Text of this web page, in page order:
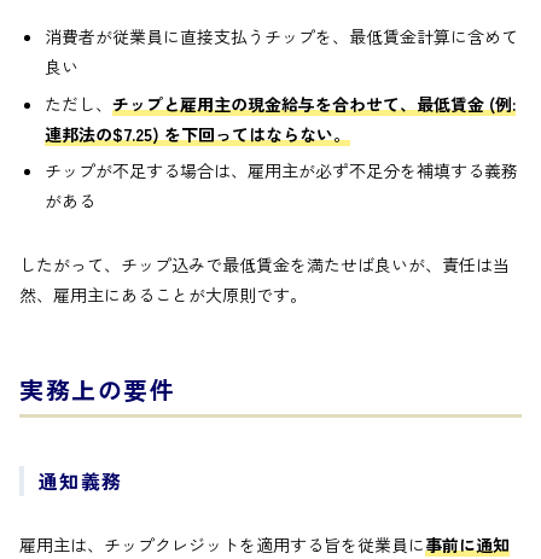
消費者が従業員に直接支払うチップを、最低賃金計算に含めて
良い
ただし、 チップと雇用主の現金給与を合わせて、最低賃金 (例:
連邦法の$7.25) を下回ってはならない。
チップが不足する場合は、雇用主が必ず不足分を補填する義務
がある
したがって、チップ込みで最低賃金を満たせば良いが、責任は当
然、雇用主にあることが大原則です。
実務上の要件
通知義務
雇用主は、チップクレジットを適用する旨を従業員に事前に通知